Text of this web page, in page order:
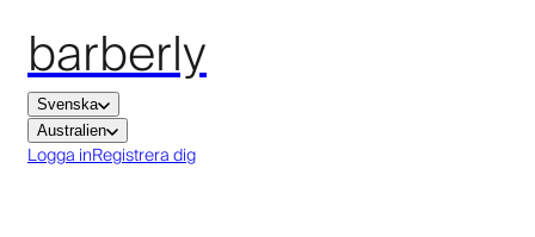
barberly
Svenska
Australien
Logga inRegistrera dig